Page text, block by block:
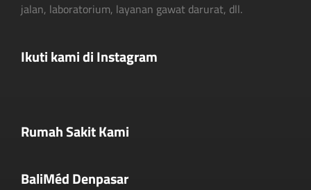
jalan, laboratorium, layanan gawat darurat, dll.
Ikuti kami di Instagram
Rumah Sakit Kami
BaliMéd Denpasar